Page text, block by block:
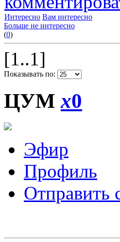
Интересно Вам интересно
Больше не интересно
(0)
[1..1]
Показывать по:
ЦУМx0
Эфир
Профиль
Отправить